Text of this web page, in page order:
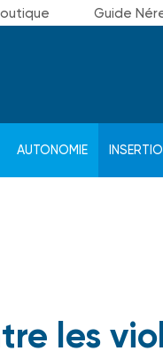
Guide
AUTONOMIE
les